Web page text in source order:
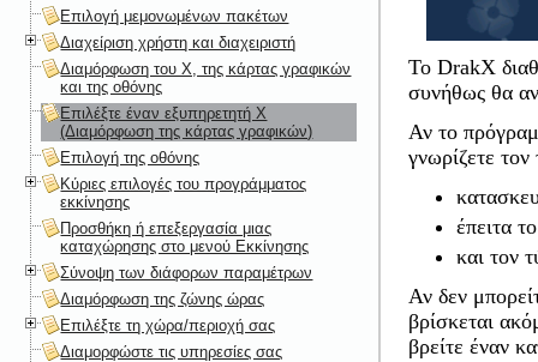
Το DrakX
συνήθως θα
Αν το
γνωρίζετε
έπειτα
και τον
Αν δεν
βρίσκεται
βρείτε έναν
Επιλογή μεμονωμένων πακέτων
Διαχείριση χρήστη και διαχειριστή
Διαμόρφωση του X, της κάρτας γραφικών
και της οθόνης
Επιλέξτε έναν εξυπηρετητή X
(Διαμόρφωση της κάρτας γραφικών)
Επιλογή της οθόνης
Κύριες επιλογές του προγράμματος
εκκίνησης
Προσθήκη ή επεξεργασία μιας
καταχώρησης στο μενού Εκκίνησης
Σύνοψη των διάφορων παραμέτρων
Διαμόρφωση της ζώνης ώρας
Επιλέξτε τη χώρα/περιοχή σας
Διαμορφώστε τις υπηρεσίες σας